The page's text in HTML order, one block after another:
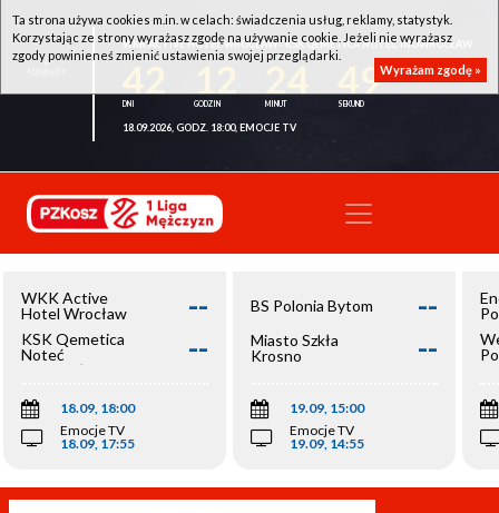
WKK ACTIVE HOTEL WROCŁAW - KSK QEMETICA NOTEĆ INOWROCŁAW
49
18.09.2026, GODZ. 18:00, EMOCJE TV
WKK Active
Hotel Wrocław
--
KSK Qemetica
Noteć
Inowrocław
--
18.09, 18:00
Emocje TV
18.09, 17:55
BS Polonia Bytom --
Miasto Szkła
Krosno
--
19.09, 15:00
Emocje TV
19.09, 14:55
Ta strona używa cookies m.in. w celach: świadczenia usług, reklamy, statystyk.
Korzystając ze strony wyrażasz zgodę na używanie cookie. Jeżeli nie wyrażasz
zgody powinieneś zmienić ustawienia swojej przeglądarki.
Wyrażam zgodę »